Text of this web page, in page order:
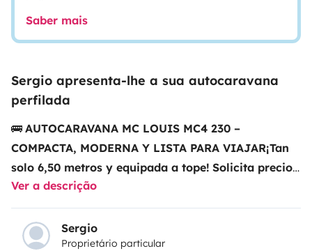
Saber mais
Sergio apresenta-lhe a sua autocaravana
perfilada
🚌 AUTOCARAVANA MC LOUIS MC4 230 –
COMPACTA, MODERNA Y LISTA PARA VIAJAR¡Tan
solo 6,50 metros y equipada a tope! Solicita precio
sin compromiso
230🔹 Año:2022🔹 Plazas:4🔹 Kilómetros:4.400 km
🔹 Motor: 2.2 – 140 CV – 6 velocidades
estilo y eficiencia en un solo vehículo:
Ver a descrição
Sergio
Proprietário particular